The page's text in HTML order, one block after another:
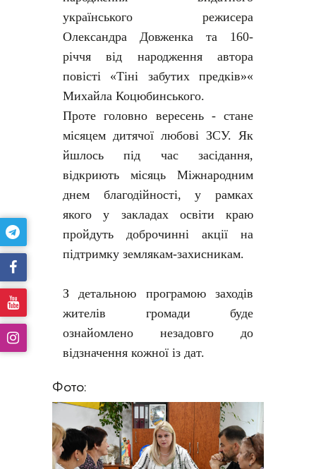
українського режисера
Олександра Довженка та 160-
річчя від народження автора
повісті «Тіні забутих предків»«
Михайла Коцюбинського.
Проте головно вересень - стане
місяцем дитячої любові ЗСУ. Як
йшлось під час засідання,
відкриють місяць Міжнародним
днем благодійності, у рамках
якого у закладах освіти краю
пройдуть доброчинні акції на
підтримку землякам-захисникам.
З детальною програмою заходів
жителів громади буде
ознайомлено незадовго до
відзначення кожної із дат.
Фото: